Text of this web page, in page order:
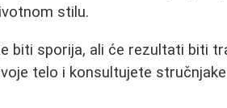
stilu.
biti sporija, ali će rezultati biti
telo i konsultujete